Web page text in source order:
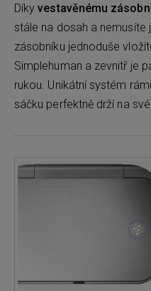
Díkyvestavěnému
stále na dosah a nemusíte
zásobníku jednoduše
Simplehuman a zevnitř je
rukou. Unikátní systém
sáčku perfektně drží na